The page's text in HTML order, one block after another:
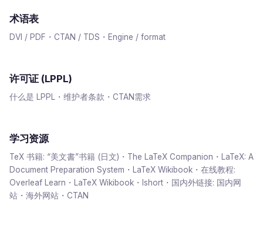
术语表
DVI / PDF・CTAN / TDS・Engine / format
许可证 (LPPL)
什么是 LPPL・维护者条款・CTAN需求
学习资源
TeX 书籍: “美文書”书籍 (日文)・The LaTeX Companion・LaTeX: A
Document Preparation System・LaTeX Wikibook・在线教程:
Overleaf Learn・LaTeX Wikibook・lshort・国内外链接: 国内网
站・海外网站・CTAN